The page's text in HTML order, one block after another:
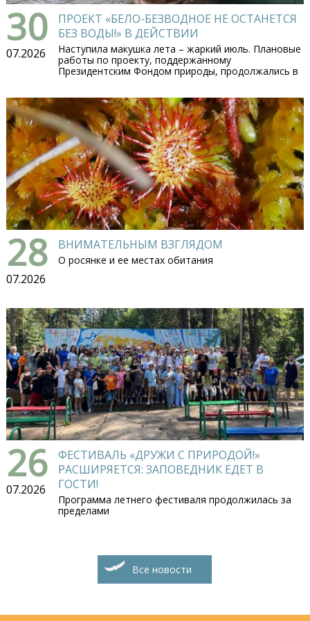
30
07.2026
ПРОЕКТ «БЕЛО-БЕЗВОДНОЕ НЕ ОСТАНЕТСЯ
БЕЗ ВОДЫ!» В ДЕЙСТВИИ
Наступила макушка лета – жаркий июль. Плановые
работы по проекту, поддержанному
Президентским Фондом природы, продолжались в
28
07.2026
ВНИМАТЕЛЬНЫМ ВЗГЛЯДОМ
О росянке и ее местах обитания
26
07.2026
ФЕСТИВАЛЬ «ДРУЖИ С ПРИРОДОЙ!»
РАСШИРЯЕТСЯ: ЗАПОВЕДНИК ЕДЕТ В
ГОСТИ!
Программа летнего фестиваля продолжилась за
пределами
Все новости